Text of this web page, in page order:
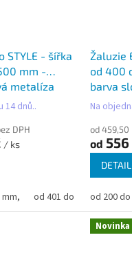
STYLE - šířka
mm -
metalíza
14 dnů..
DPH
/ ks
od 401 do 500 mm,
Žaluzie
od 400
barva
Na
od 459,50
od 556
DETAIL
od 200
Novinka